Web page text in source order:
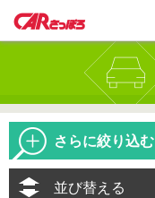
さらに絞り込む
並び替える